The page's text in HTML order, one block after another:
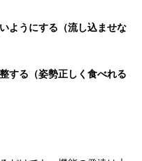
ようにする（流し込ませな
する（姿勢正しく食べれる